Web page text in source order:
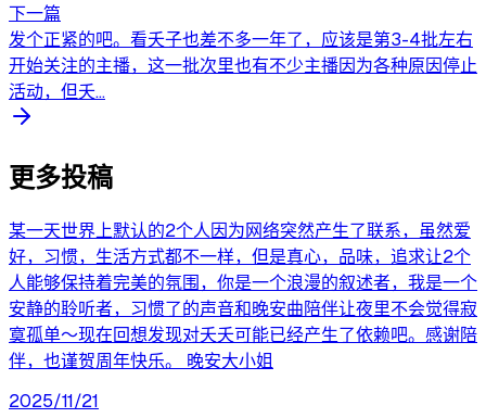
下一篇
发个正紧的吧。看夭子也差不多一年了，应该是第3-4批左右
开始关注的主播，这一批次里也有不少主播因为各种原因停止
活动，但夭...
更多投稿
某一天世界上默认的2个人因为网络突然产生了联系，虽然爱
好，习惯，生活方式都不一样，但是真心，品味，追求让2个
人能够保持着完美的氛围，你是一个浪漫的叙述者，我是一个
安静的聆听者，习惯了的声音和晚安曲陪伴让夜里不会觉得寂
寞孤单～现在回想发现对夭夭可能已经产生了依赖吧。感谢陪
伴，也谨贺周年快乐。 晚安大小姐
2025/11/21